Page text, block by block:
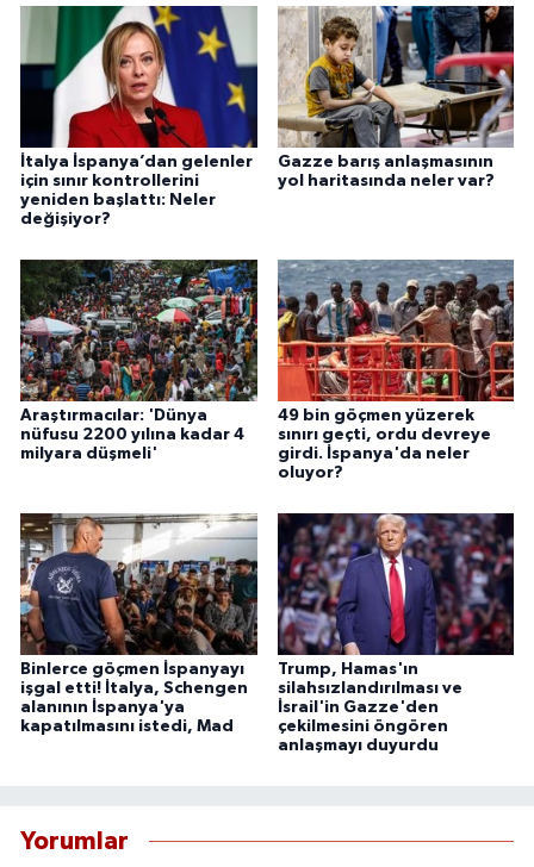
İtalya İspanya’dan gelenler
için sınır kontrollerini
yeniden başlattı: Neler
değişiyor?
Gazze barış anlaşmasının
yol haritasında neler var?
Araştırmacılar: 'Dünya
nüfusu 2200 yılına kadar 4
milyara düşmeli'
49 bin göçmen yüzerek
sınırı geçti, ordu devreye
girdi. İspanya'da neler
oluyor?
Binlerce göçmen İspanyayı
işgal etti! İtalya, Schengen
alanının İspanya'ya
kapatılmasını istedi, Mad
Trump, Hamas'ın
silahsızlandırılması ve
İsrail'in Gazze'den
çekilmesini öngören
anlaşmayı duyurdu
Yorumlar